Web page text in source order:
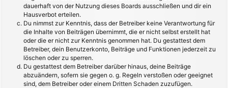
dauerhaft von der Nutzung dieses Boards ausschließen und dir ein
Hausverbot erteilen.
Du nimmst zur Kenntnis, dass der Betreiber keine Verantwortung für
die Inhalte von Beiträgen übernimmt, die er nicht selbst erstellt hat
oder die er nicht zur Kenntnis genommen hat. Du gestattest dem
Betreiber, dein Benutzerkonto, Beiträge und Funktionen jederzeit zu
löschen oder zu sperren.
Du gestattest dem Betreiber darüber hinaus, deine Beiträge
abzuändern, sofern sie gegen o. g. Regeln verstoßen oder geeignet
sind, dem Betreiber oder einem Dritten Schaden zuzufügen.